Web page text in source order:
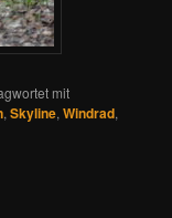
mit
,Skyline,Windrad,